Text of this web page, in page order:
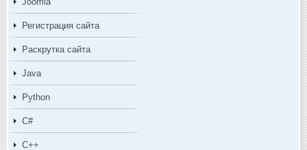
Регистрация сайта
Раскрутка сайта
Java
Python
C#
C++